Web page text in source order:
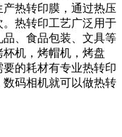
热转印膜，通过热压
热转印工艺广泛用于
、食品包装、文具等
机，烤帽机，烤盘
的耗材有专业热转印
码相机就可以做热转